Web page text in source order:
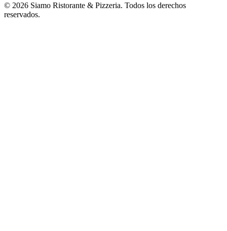
© 2026 Siamo Ristorante & Pizzeria. Todos los derechos
reservados.